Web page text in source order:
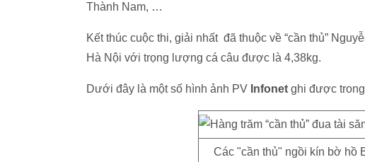
Thành Nam, …
Kết thúc cuộc thi, giải nhất đã thuộc về “cần thủ”
Hà Nội với trọng lượng cá câu được là 4,38kg.
Dưới đây là một số hình ảnh PV Infonet ghi được
Các "cần thủ" ngồi kín bờ hồ